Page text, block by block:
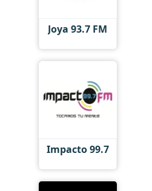
Joya 93.7 FM
Impacto 99.7